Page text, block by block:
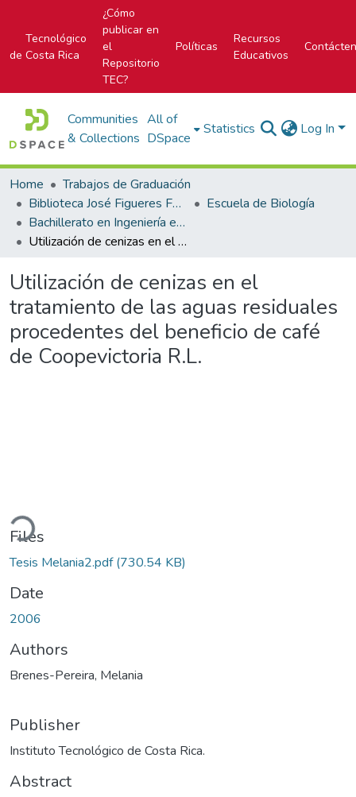
Tecnológico
de Costa Rica
¿Cómo
publicar en
el
Repositorio
TEC?
Políticas
Recursos
Educativos
Communities
& Collections
All of
DSpace
Statistics Log In
Home
Trabajos de Graduación
Biblioteca José Figueres Ferrer
Escuela de Biología
Bachillerato en Ingeniería en Biotecnología
Utilización de cenizas en el tratamiento de las aguas residuales procedentes del beneficio de café de Coopevictoria R.L.
Utilización de cenizas en el
tratamiento de las aguas residuales
procedentes del beneficio de café
de Coopevictoria R.L.
Files
Tesis Melania2.pdf(730.54 KB)
Date
2006
Authors
Brenes-Pereira, Melania
Publisher
Instituto Tecnológico de Costa Rica.
Abstract